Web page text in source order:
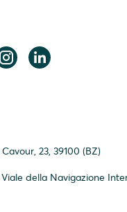
23, 39100 (BZ)
della Navigazione